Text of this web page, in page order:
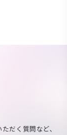
だく質問など、